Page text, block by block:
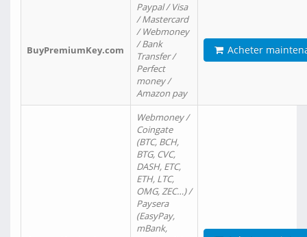
BuyPremiumKey.com
Paypal / Visa
/ Mastercard
/ Webmoney
/ Bank
Transfer /
Perfect
money /
Amazon pay
Acheter
Webmoney /
Coingate
(BTC, BCH,
BTG, CVC,
DASH, ETC,
ETH, LTC,
OMG, ZEC…) /
Paysera
(EasyPay,
mBank,